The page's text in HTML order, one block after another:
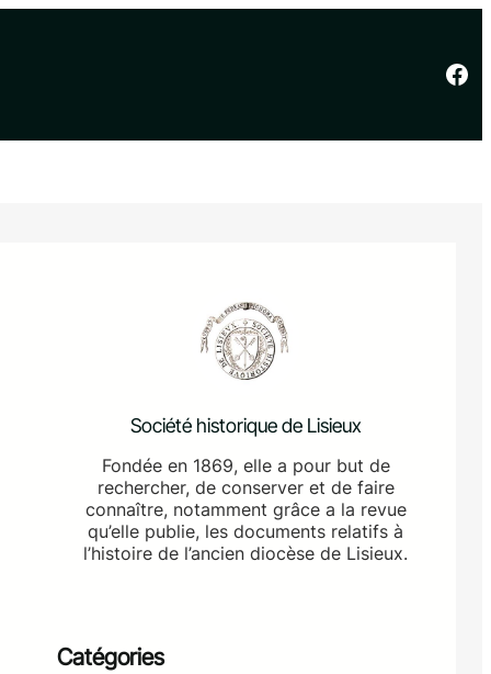
Facebook
Société historique de Lisieux
Fondée en 1869, elle a pour but de
rechercher, de conserver et de faire
connaître, notamment grâce a la revue
qu’elle publie, les documents relatifs à
l’histoire de l’ancien diocèse de Lisieux.
Catégories